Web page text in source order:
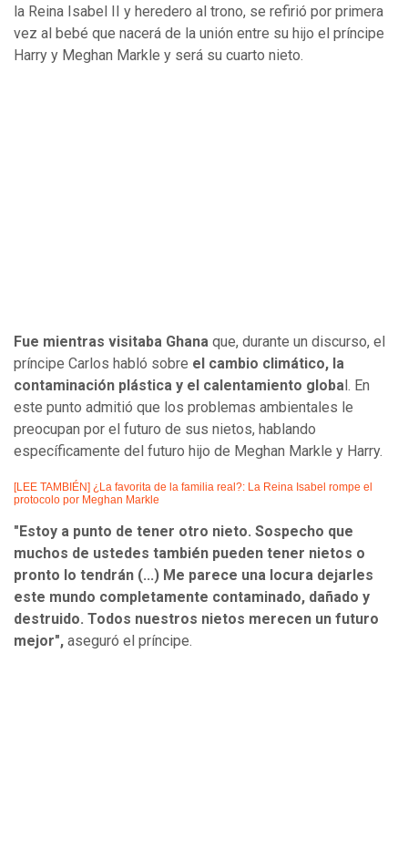
la Reina Isabel II y heredero al trono, se refirió por primera
vez al bebé que nacerá de la unión entre su hijo el príncipe
Harry y Meghan Markle y será su cuarto nieto.
Fue mientras visitaba Ghana que, durante un discurso, el
príncipe Carlos habló sobre el cambio climático, la
contaminación plástica y el calentamiento globa l. En
este punto admitió que los problemas ambientales le
preocupan por el futuro de sus nietos, hablando
específicamente del futuro hijo de Meghan Markle y Harry.
[LEE TAMBIÉN] ¿La favorita de la familia real?: La Reina Isabel rompe el
protocolo por Meghan Markle
"Estoy a punto de tener otro nieto. Sospecho que
muchos de ustedes también pueden tener nietos o
pronto lo tendrán (...) Me parece una locura dejarles
este mundo completamente contaminado, dañado y
destruido. Todos nuestros nietos merecen un futuro
mejor", aseguró el príncipe.